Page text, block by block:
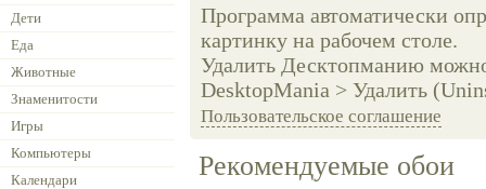
Дети
Еда
Животные
Знаменитости
Игры
Компьютеры
Календари
Программа автоматически
картинку на рабочем столе.
Удалить Десктопманию
DesktopMania > Удалить
Пользовательское соглашение
Рекомендуемые обои